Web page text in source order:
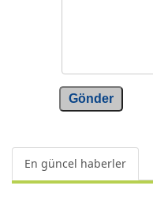
Gönder
En güncel haberler